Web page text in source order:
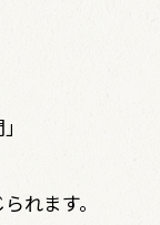
れます。